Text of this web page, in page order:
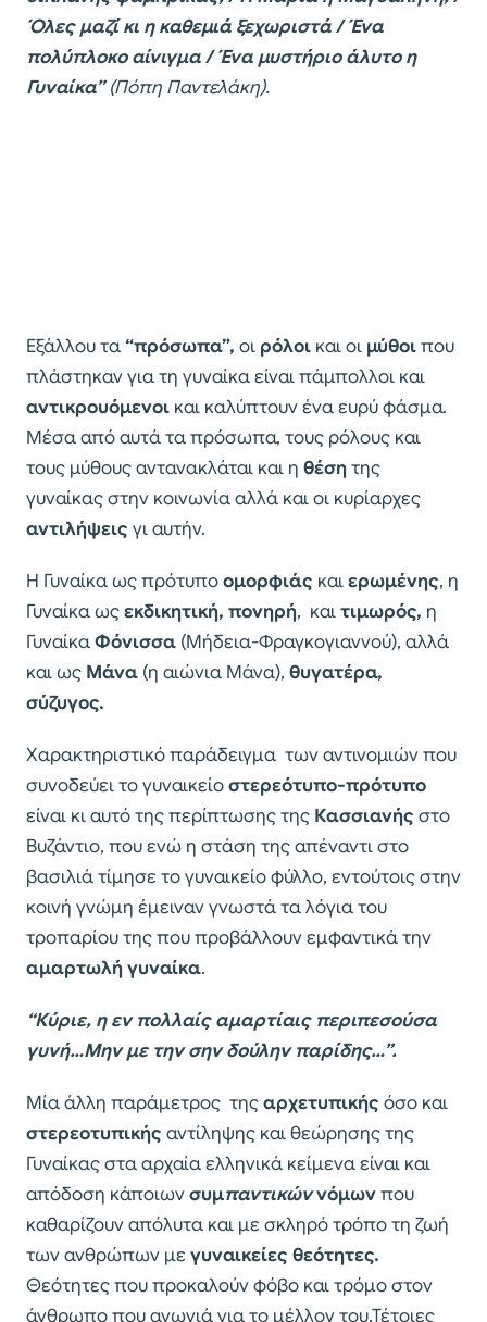
Όλες μαζί κι η καθεμιά ξεχωριστά / Ένα
πολύπλοκο αίνιγμα / Ένα μυστήριο άλυτο η
Γυναίκα”(Πόπη Παντελάκη).
Εξάλλου τα“πρόσωπα”, οι ρόλοι και οι μύθοιπου
πλάστηκαν για τη γυναίκα είναι πάμπολλοι και
αντικρουόμενοι και καλύπτουν ένα ευρύ φάσμα.
Μέσα από αυτά τα πρόσωπα, τους ρόλους και
τους μύθους αντανακλάται και η θέσητης
γυναίκας στην κοινωνία αλλά και οι κυρίαρχες
αντιλήψεις γι αυτήν.
Η Γυναίκα ως πρότυποομορφιάς καιερωμένης, η
Γυναίκα ωςεκδικητική, πονηρή, καιτιμωρός, η
ΓυναίκαΦόνισσα (Μήδεια-Φραγκογιαννού), αλλά
και ως Μάνα (η αιώνια Μάνα), θυγατέρα,
σύζυγος.
Χαρακτηριστικό παράδειγμα των αντινομιών που
συνοδεύει το γυναικείοστερεότυπο-πρότυπο
είναι κι αυτό της περίπτωσης της Κασσιανής στο
Βυζάντιο, που ενώ η στάση της απέναντι στο
βασιλιά τίμησε το γυναικείο φύλλο, εντούτοις στην
κοινή γνώμη έμειναν γνωστά τα λόγια του
τροπαρίου της που προβάλλουν εμφαντικά την
αμαρτωλή γυναίκα.
“Κύριε, η εν πολλαίς αμαρτίαις περιπεσούσα
γυνή…Μην με την σην δούλην παρίδης…”.
Μία άλλη παράμετρος τηςαρχετυπικής όσο και
στερεοτυπικής αντίληψης και θεώρησης της
Γυναίκας στα αρχαία ελληνικά κείμενα είναι και
απόδοση κάποιωνσυμπαντικώννόμωνπου
καθαρίζουν απόλυτα και με σκληρό τρόπο τη ζωή
των ανθρώπων με γυναικείες θεότητες.
Θεότητες που προκαλούν φόβο και τρόμο στον
άνθρωπο που αγωνιά για το μέλλον του.Τέτοιες